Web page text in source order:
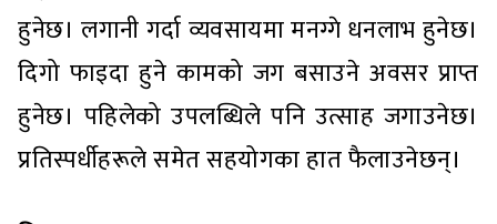
हुनेछ। लगानी गर्दा व्यवसायमा मनग्गे धनलाभ हुनेछ।
दिगो फाइदा हुने कामको जग बसाउने अवसर प्राप्त
हुनेछ। पहिलेको उपलब्धिले पनि उत्साह जगाउनेछ।
प्रतिस्पर्धीहरूले समेत सहयोगका हात फैलाउनेछन्।